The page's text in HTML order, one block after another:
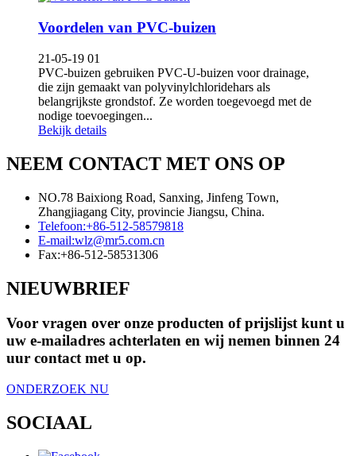
Voordelen van PVC-buizen
21-05-19 01
PVC-buizen gebruiken PVC-U-buizen voor drainage,
die zijn gemaakt van polyvinylchloridehars als
belangrijkste grondstof. Ze worden toegevoegd met de
nodige toevoegingen...
Bekijk details
NEEM CONTACT MET ONS OP
NO.78 Baixiong Road, Sanxing, Jinfeng Town,
Zhangjiagang City, provincie Jiangsu, China.
Telefoon:+86-512-58579818
E-mail:wlz@mr5.com.cn
Fax:+86-512-58531306
NIEUWBRIEF
Voor vragen over onze producten of prijslijst kunt u
uw e-mailadres achterlaten en wij nemen binnen 24
uur contact met u op.
ONDERZOEK NU
SOCIAAL